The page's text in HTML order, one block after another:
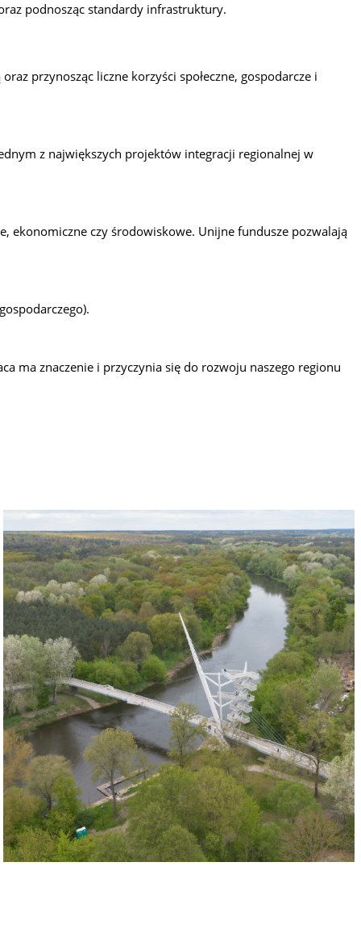
podnosząc standardy infrastruktury.
przynosząc liczne korzyści społeczne, gospodarcze i
z największych projektów integracji regionalnej w
ekonomiczne czy środowiskowe. Unijne fundusze pozwalają
ma znaczenie i przyczynia się do rozwoju naszego regionu